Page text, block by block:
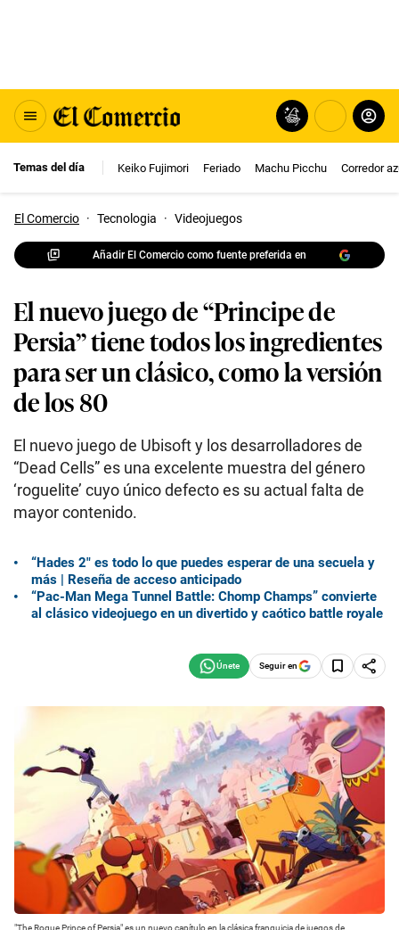
Temas del día Keiko Fujimori Feriado Machu Picchu Corredor
El Comercio · Tecnologia · Videojuegos
Añadir El Comercio como fuente preferida en
El nuevo juego de “Principe de
Persia” tiene todos los ingredientes
para ser un clásico, como la versión
de los 80
El nuevo juego de Ubisoft y los desarrolladores de
“Dead Cells” es una excelente muestra del género
‘roguelite’ cuyo único defecto es su actual falta de
mayor contenido.
“Hades 2″ es todo lo que puedes esperar de una secuela y
más | Reseña de acceso anticipado
“Pac-Man Mega Tunnel Battle: Chomp Champs” convierte
al clásico videojuego en un divertido y caótico battle royale
Seguir en